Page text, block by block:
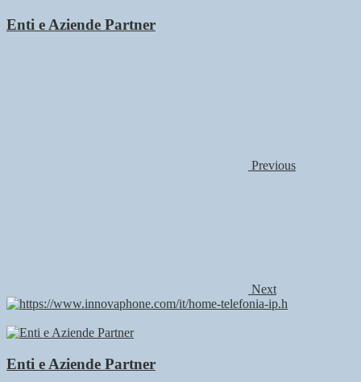
Enti e Aziende Partner
Previous
Next
Enti e Aziende Partner